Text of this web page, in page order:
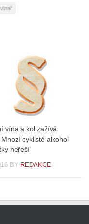
vinař
vína a kol zažívá
Mnozí cyklisté alkohol
neřeší
BY REDAKCE